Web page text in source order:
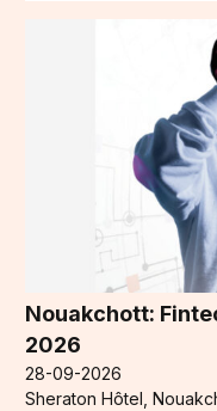
Nouakchott:
2026
28-09-2026
Sheraton Hôtel,